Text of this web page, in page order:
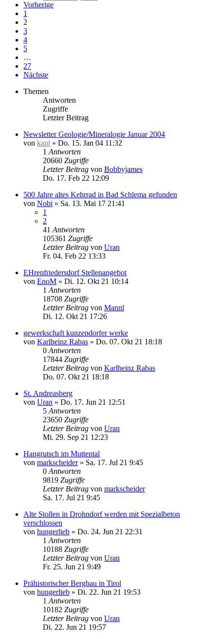
Vorherige
1
2
3
4
5
…
27
Nächste
Themen
Antworten
Zugriffe
Letzter Beitrag
Newsletter Geologie/Mineralogie Januar 2004
von kapl » Do. 15. Jan 04 11:32
1 Antworten
20660 Zugriffe
Letzter Beitrag von Bobbyjames
Do. 17. Feb 22 12:09
500 Jahre altes Kehrrad in Bad Schlema gefunden
von Nobi » Sa. 13. Mai 17 21:41
1
2
41 Antworten
105361 Zugriffe
Letzter Beitrag von Uran
Fr. 04. Feb 22 13:33
EHrenfriedersdorf Stellenangebot
von EnoM » Di. 12. Okt 21 10:14
1 Antworten
18708 Zugriffe
Letzter Beitrag von Mannl
Di. 12. Okt 21 17:26
gewerkschaft kunzendorfer werke
von Karlheinz Rabas » Do. 07. Okt 21 18:18
0 Antworten
17844 Zugriffe
Letzter Beitrag von Karlheinz Rabas
Do. 07. Okt 21 18:18
St. Andreasberg
von Uran » Do. 17. Jun 21 12:51
5 Antworten
23650 Zugriffe
Letzter Beitrag von Uran
Mi. 29. Sep 21 12:23
Hangrutsch im Muttental
von markscheider» Sa. 17. Jul 21 9:45
0 Antworten
9819 Zugriffe
Letzter Beitrag von markscheider
Sa. 17. Jul 21 9:45
Alte Stollen in Drohndorf werden mit Spezialbeton
verschlossen
von hungerlieb » Do. 24. Jun 21 22:31
1 Antworten
10188 Zugriffe
Letzter Beitrag von Uran
Fr. 25. Jun 21 9:49
Prähistorischer Bergbau in Tirol
von hungerlieb » Di. 22. Jun 21 19:53
1 Antworten
10182 Zugriffe
Letzter Beitrag von Uran
Di. 22. Jun 21 19:57